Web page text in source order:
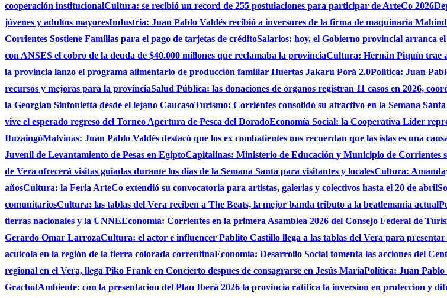
cooperación institucionalCultura: se recibió un record de 255 postulaciones para participar de ArteCo 2026
jóvenes y adultos mayoresIndustria: Juan Pablo Valdés recibió a inversores de la firma de maquinaria
Corrientes Sostiene Familias para el pago de tarjetas de créditoSalarios: hoy, el Gobierno provincial arranca
con ANSES el cobro de la deuda de $40.000 millones que reclamaba la provinciaCultura: Hernán Piquín trae
la provincia lanzo el programa alimentario de producción familiar Huertas Jakaru Porá 2.0Política: Juan
recursos y mejoras para la provinciaSalud Pública: las donaciones de organos registran 11 casos en 2026,
la Georgian Sinfonietta desde el lejano CaucasoTurismo: Corrientes consolidó su atractivo en la Semana
vive el esperado regreso del Torneo Apertura de Pesca del DoradoEconomía Social: la Cooperativa Líder
ItuzaingóMalvinas: Juan Pablo Valdés destacó que los ex combatientes nos recuerdan que las islas es una
Juvenil de Levantamiento de Pesas en EgiptoCapitalinas: Ministerio de Educación y Municipio de Corrientes
de Vera ofrecerá visitas guiadas durante los dias de la Semana Santa para visitantes y localesCultura:
añosCultura: la Feria ArteCo extendió su convocatoria para artistas, galerias y colectivos hasta el 20 de abril
comunitariosCultura: las tablas del Vera reciben a The Beats, la mejor banda tributo a la beatlemania actual
tierras nacionales y la UNNEEconomía: Corrientes en la primera Asamblea 2026 del Consejo Federal de
Gerardo Omar LarrozaCultura: el actor e influencer Pablito Castillo llega a las tablas del Vera para
acuicola en la región de la tierra colorada correntinaEconomia: Desarrollo Social fomenta las acciones del
regional en el Vera, llega Piko Frank en Concierto despues de consagrarse en Jesús MaríaPolítica: Juan
GrachotAmbiente: con la presentacion del Plan Iberá 2026 la provincia ratifica la inversion en proteccion y